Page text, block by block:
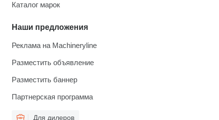
Каталог марок
Наши предложения
Реклама на Machineryline
Разместить объявление
Разместить баннер
Партнерская программа
Для дилеров